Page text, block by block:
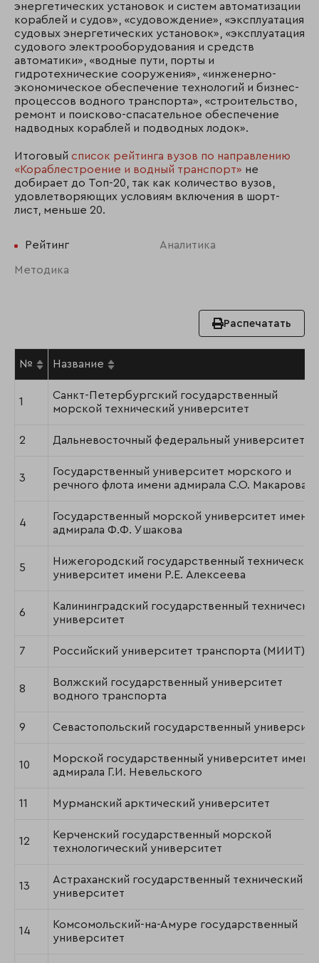
энергетических установок и систем автоматизации
кораблей и судов», «судовождение», «эксплуатация
судовых энергетических установок», «эксплуатация
судового электрооборудования и средств
автоматики», «водные пути, порты и
гидротехнические сооружения», «инженерно-
экономическое обеспечение технологий и бизнес-
процессов водного транспорта», «строительство,
ремонт и поисково-спасательное обеспечение
надводных кораблей и подводных лодок».
Итоговый список рейтинга вузов по направлению
«Кораблестроение и водный транспорт» не
добирает до Топ-20, так как количество вузов,
удовлетворяющих условиям включения в шорт-
лист, меньше 20.
Рейтинг Аналитика
Методика
Распечатать
№ Название
1
Санкт-Петербургский государственный
морской технический университет
2 Дальневосточный федеральный университет
3
Государственный университет морского и
речного флота имени адмирала С.О. Макарова
4
Государственный морской университет имени
адмирала Ф.Ф. Ушакова
5
Нижегородский государственный технический
университет имени Р.Е. Алексеева
6
Калининградский государственный
университет
7 Российский университет транспорта (МИИТ)
8
Волжский государственный университет
водного транспорта
9 Севастопольский государственный
10
Морской государственный университет имени
адмирала Г.И. Невельского
11 Мурманский арктический университет
12
Керченский государственный морской
технологический университет
13
Астраханский государственный технический
университет
14
Комсомольский-на-Амуре государственный
университет